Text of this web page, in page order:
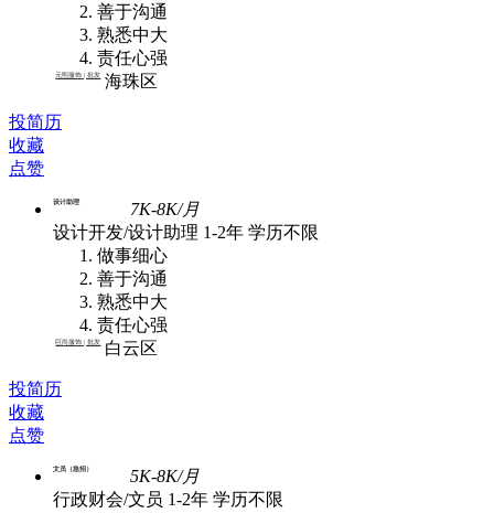
善于沟通
熟悉中大
责任心强
元熙服饰 | 批发 海珠区
投简历
收藏
点赞
设计助理
7K-8K/月
设计开发/设计助理 1-2年 学历不限
做事细心
善于沟通
熟悉中大
责任心强
巨尚服饰 | 批发 白云区
投简历
收藏
点赞
文员（急招）
5K-8K/月
行政财会/文员 1-2年 学历不限